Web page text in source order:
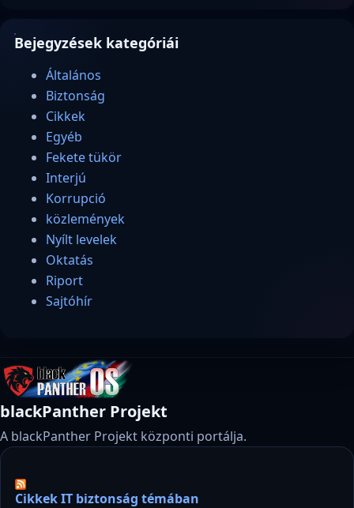
Bejegyzések kategóriái
Általános
Biztonság
Cikkek
Egyéb
Fekete tükör
Interjú
Korrupció
közlemények
Nyílt levelek
Oktatás
Riport
Sajtóhír
blackPanther Projekt
A blackPanther Projekt központi portálja.
Cikkek IT biztonság témában